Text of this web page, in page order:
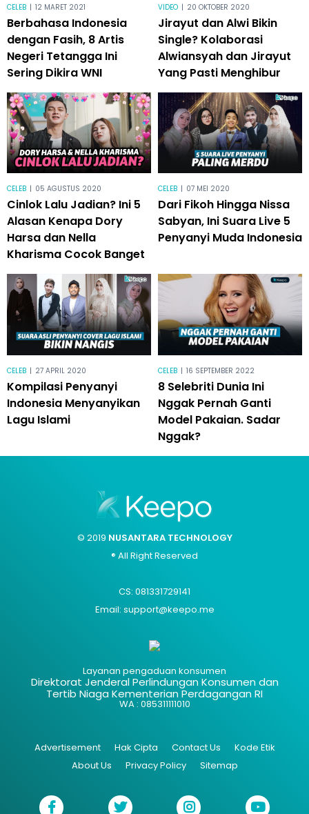
CELEB | 12 MARET 2021
Berbahasa Indonesia
dengan Fasih, 8 Artis
Negeri Tetangga Ini
Sering Dikira WNI
VIDEO | 20 OKTOBER 2020
Jirayut dan Alwi Bikin
Single? Kolaborasi
Alwiansyah dan Jirayut
Yang Pasti Menghibur
CELEB | 05 AGUSTUS 2020
Cinlok Lalu Jadian? Ini 5
Alasan Kenapa Dory
Harsa dan Nella
Kharisma Cocok Banget
CELEB | 07 MEI 2020
Dari Fikoh Hingga Nissa
Sabyan, Ini Suara Live 5
Penyanyi Muda Indonesia
CELEB | 27 APRIL 2020
Kompilasi Penyanyi
Indonesia Menyanyikan
Lagu Islami
CELEB | 16 SEPTEMBER 2022
8 Selebriti Dunia Ini
Nggak Pernah Ganti
Model Pakaian. Sadar
Nggak?
© 2019 NUSANTARA TECHNOLOGY
® All Right Reserved
CS: 081331729141
Email: support@keepo.me
Layanan pengaduan konsumen
Direktorat Jenderal Perlindungan Konsumen dan
Tertib Niaga Kementerian Perdagangan RI
WA : 085311111010
Advertisement Hak Cipta Contact Us
Kode Etik
About Us
Privacy Policy Sitemap